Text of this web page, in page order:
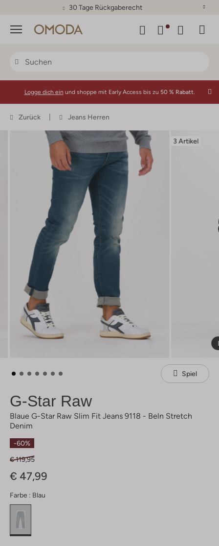
30 Tage Rückgaberecht
Menü
Logge dich ein und shoppe mit Early Access bis zu 50 % Rabatt.
Zurück Jeans Herren
3 Artikel
Spiel
G-Star Raw
Blaue G-Star Raw Slim Fit Jeans 9118 - Beln Stretch
Denim
-60%
€ 119,95
€ 47,99
Farbe : Blau